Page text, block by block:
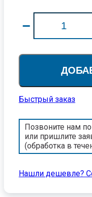
Быстрый заказ
Позвоните нам
или пришлите
(обработка в
Нашли дешевле?